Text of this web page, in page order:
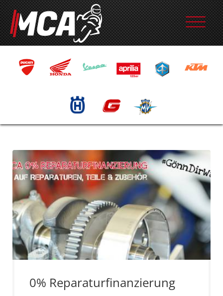
0% Reparaturfinanzierung